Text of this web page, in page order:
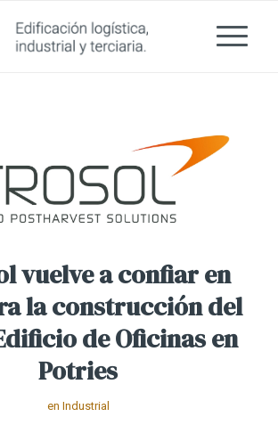
vuelve a confiar en
la construcción del
de Oficinas en
Potries
en Industrial